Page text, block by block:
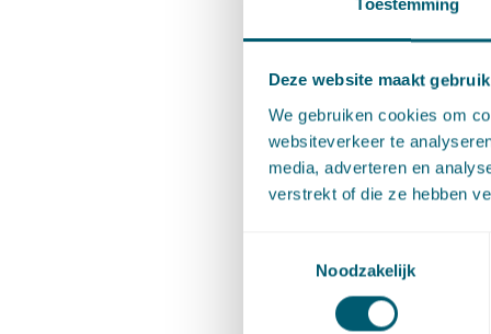
Toestemming
Deze website maakt
We gebruiken cookies om
websiteverkeer te
media, adverteren en
verstrekt of die ze hebben
Noodzakelijk
De
in